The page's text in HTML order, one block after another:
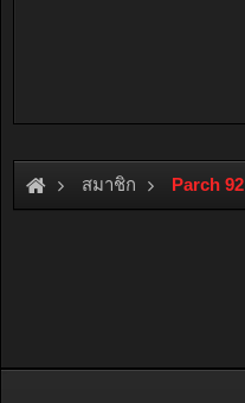
สมาชิก Parch 92